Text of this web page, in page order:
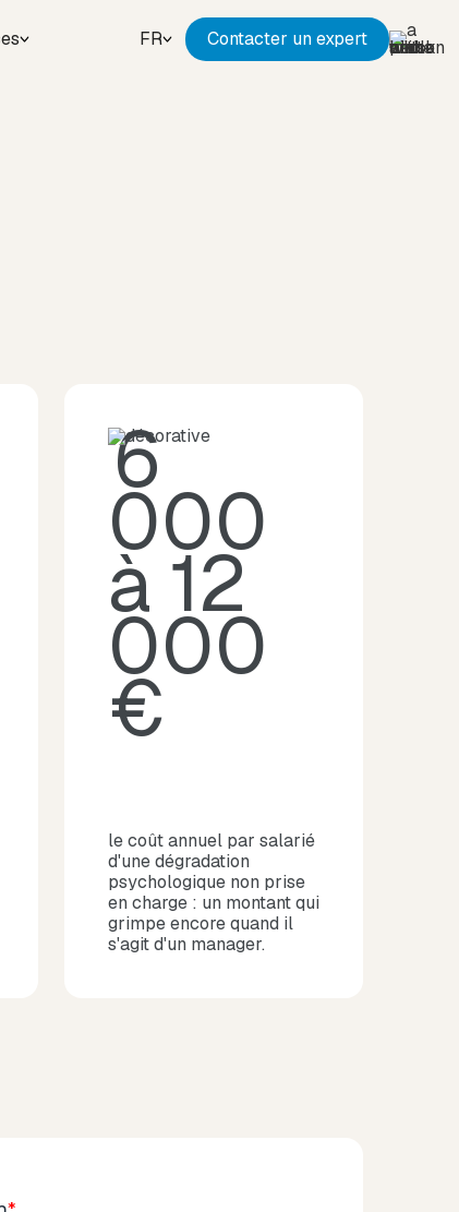
FR Contacter un expert
6
000
à 12
000
€
le coût annuel par salarié
d'une dégradation
psychologique non prise
en charge : un montant qui
grimpe encore quand il
s'agit d'un manager.